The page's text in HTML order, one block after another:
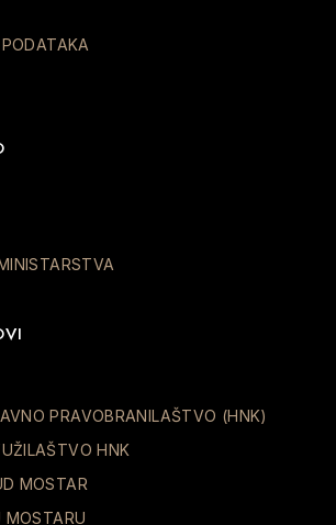
PRAVOBRANILAŠTVO (HNK)
HNK
MOSTAR
MOSTARU